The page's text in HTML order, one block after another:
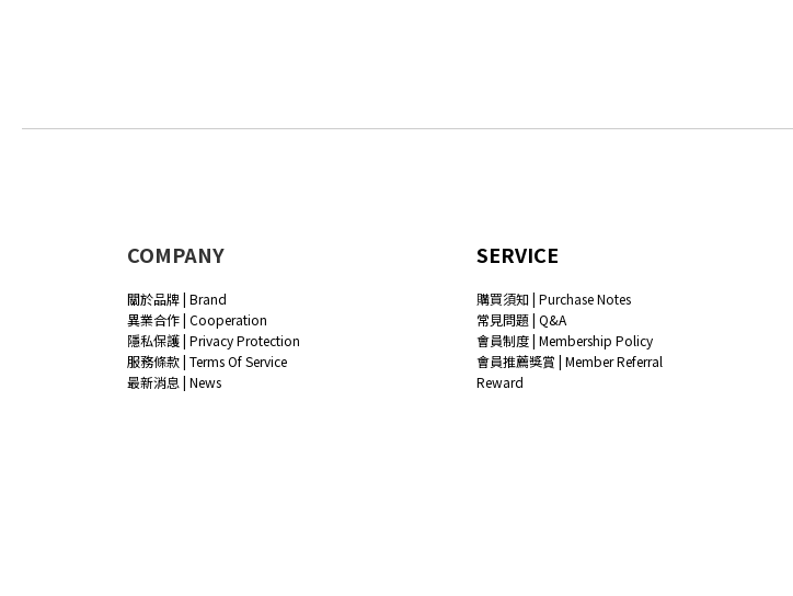
COMPANY
關於品牌 | Brand
異業合作 | Cooperation
隱私保護 | Privacy Protection
服務條款 | Terms Of Service
最新消息 | News
SERVICE
購買須知 | Purchase Notes
常見問題 | Q&A
會員制度 | Membership Policy
會員推薦獎賞 | Member Referral
Reward